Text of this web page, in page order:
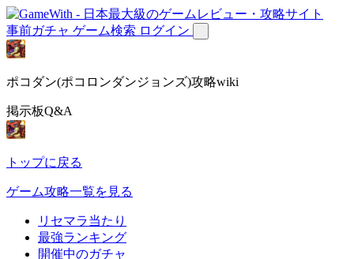
事前ガチャ ゲーム検索 ログイン
ポコダン(ポコロンダンジョンズ)攻略wiki
掲示板Q&A
トップに戻る
ゲーム攻略一覧を見る
リセマラ当たり
最強ランキング
開催中のガチャ